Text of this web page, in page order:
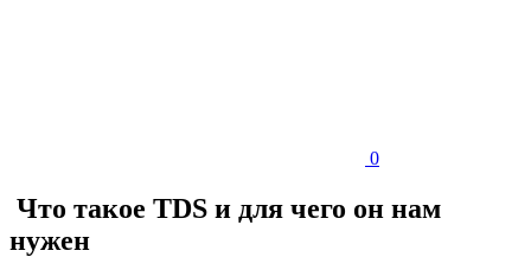
0
Что такое TDS и для чего он нам
нужен